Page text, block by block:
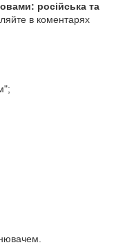
російська та
в коментарях